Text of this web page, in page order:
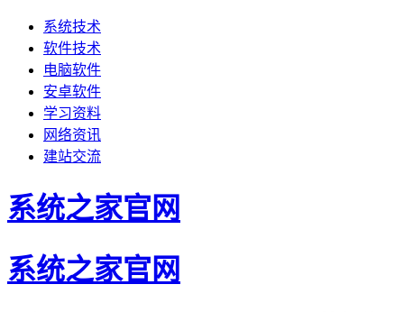
系统技术
软件技术
电脑软件
安卓软件
学习资料
网络资讯
建站交流
系统之家官网
系统之家官网